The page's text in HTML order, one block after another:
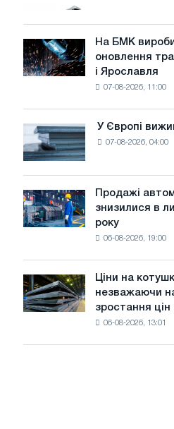
вантажівок
у
липні
На
БМК
виробили
трамвайних
колій
Москви
і
Ярославля
На БМК
оновлення
і Ярославля
07-08-2026, 11:00
Європі
виживуть
тільки
ЕДП:
PwC
У Європі
07-08-2026, 04:00
Продажі
автомобілів
в
липні
з
максимуму
року
Продажі
знизилися в
року
06-08-2026, 19:00
Ціни
на
котушку
Ціни на
незважаючи
зростання цін
06-08-2026, 13:01